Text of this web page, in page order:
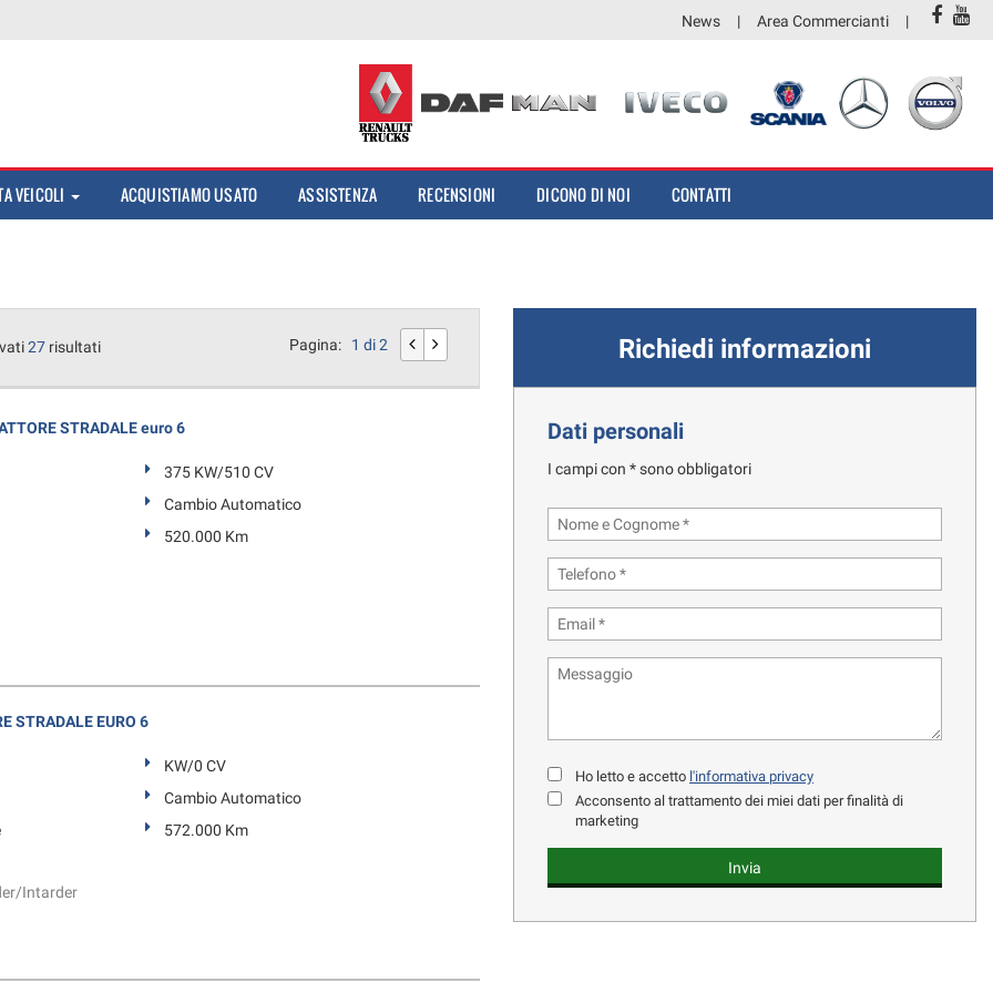
News Area Commercianti
VEICOLI ACQUISTIAMO USATO ASSISTENZA RECENSIONI DICONO DI NOI CONTATTI
27 risultati Pagina: 1 di 2
STRADALE euro 6
375 KW/510 CV
Cambio Automatico
520.000 Km
STRADALE EURO 6
KW/0 CV
Cambio Automatico
572.000 Km
Intarder
Richiedi informazioni
Dati personali
I campi con * sono obbligatori
Ho letto e accetto l'informativa privacy
Acconsento al trattamento dei miei dati per finalità di
marketing